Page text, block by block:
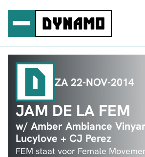
inhoud
ZA 22-NOV-2014
JAM DE LA FEM
w/ Amber Ambiance
Lucylove + CJ Perez
FEM staat voor Female